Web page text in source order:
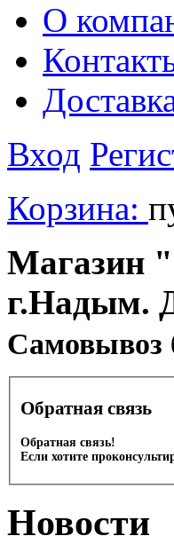
О
Вход
Корзина:
Магазин
г.Надым.
Cамовывоз
Обратная связь
Обратная связь!
Если хотите
Новости